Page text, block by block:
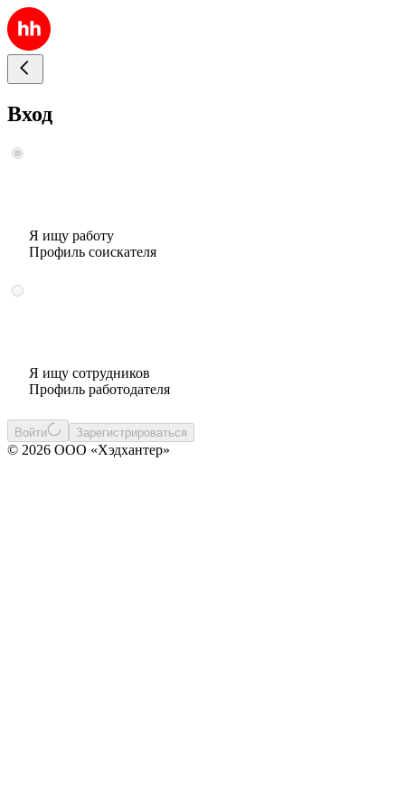
Вход
Я ищу работу
Профиль соискателя
Я ищу сотрудников
Профиль работодателя
Войти Зарегистрироваться
© 2026 ООО «Хэдхантер»